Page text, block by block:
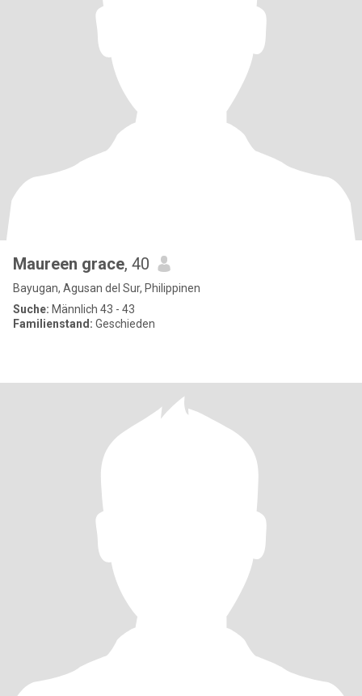
Maureen grace, 40
Bayugan, Agusan del Sur, Philippinen
Suche: Männlich 43 - 43
Familienstand: Geschieden